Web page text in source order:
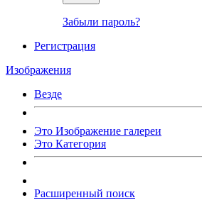
Забыли пароль?
Регистрация
Изображения
Везде
Это Изображение галереи
Это Категория
Расширенный поиск